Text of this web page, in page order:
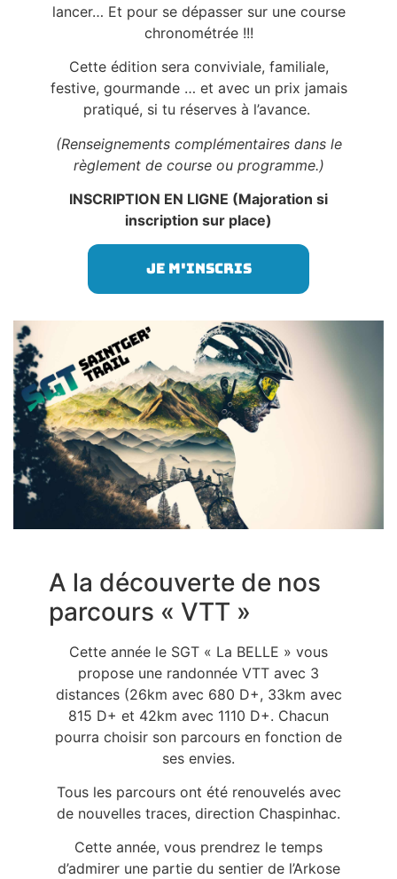
lancer… Et pour se dépasser sur une course
chronométrée !!!
Cette édition sera conviviale, familiale,
festive, gourmande … et avec un prix jamais
pratiqué, si tu réserves à l’avance.
(Renseignements complémentaires dans le
règlement de course ou programme.)
INSCRIPTION EN LIGNE (Majoration si
inscription sur place)
Je m'inscris
A la découverte de nos
parcours « VTT »
Cette année le SGT « La BELLE » vous
propose une randonnée VTT avec 3
distances (26km avec 680 D+, 33km avec
815 D+ et 42km avec 1110 D+. Chacun
pourra choisir son parcours en fonction de
ses envies.
Tous les parcours ont été renouvelés avec
de nouvelles traces, direction Chaspinhac.
Cette année, vous prendrez le temps
d’admirer une partie du sentier de l’Arkose